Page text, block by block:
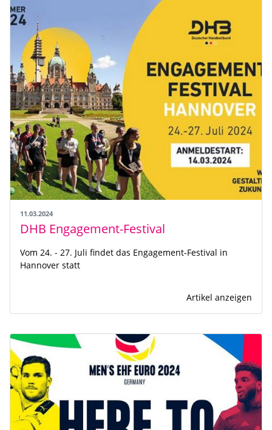
11.03.2024
DHB Engagement-Festival
Vom 24. - 27. Juli findet das Engagement-Festival in
Hannover statt
Artikel anzeigen